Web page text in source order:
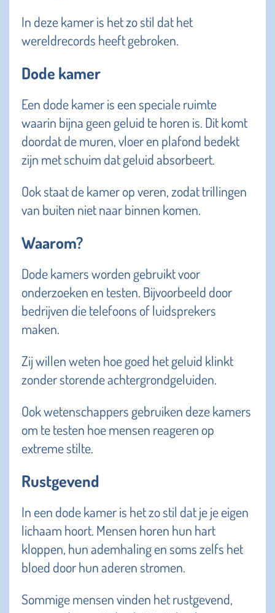
In deze kamer is het zo stil dat het
wereldrecords heeft gebroken.
Dode kamer
Een dode kamer is een speciale ruimte
waarin bijna geen geluid te horen is. Dit komt
doordat de muren, vloer en plafond bedekt
zijn met schuim dat geluid absorbeert.
Ook staat de kamer op veren, zodat trillingen
van buiten niet naar binnen komen.
Waarom?
Dode kamers worden gebruikt voor
onderzoeken en testen. Bijvoorbeeld door
bedrijven die telefoons of luidsprekers
maken.
Zij willen weten hoe goed het geluid klinkt
zonder storende achtergrondgeluiden.
Ook wetenschappers gebruiken deze kamers
om te testen hoe mensen reageren op
extreme stilte.
Rustgevend
In een dode kamer is het zo stil dat je je eigen
lichaam hoort. Mensen horen hun hart
kloppen, hun ademhaling en soms zelfs het
bloed door hun aderen stromen.
Sommige mensen vinden het rustgevend,